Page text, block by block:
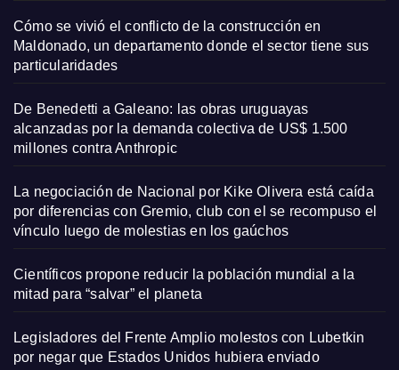
Cómo se vivió el conflicto de la construcción en
Maldonado, un departamento donde el sector tiene sus
particularidades
De Benedetti a Galeano: las obras uruguayas
alcanzadas por la demanda colectiva de US$ 1.500
millones contra Anthropic
La negociación de Nacional por Kike Olivera está caída
por diferencias con Gremio, club con el se recompuso el
vínculo luego de molestias en los gaúchos
Científicos propone reducir la población mundial a la
mitad para “salvar” el planeta
Legisladores del Frente Amplio molestos con Lubetkin
por negar que Estados Unidos hubiera enviado